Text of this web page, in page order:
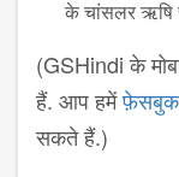
के चांसलर ऋषि
(GSHindi के
हैं. आप हमेंफ़ेसबुक
सकते हैं.)